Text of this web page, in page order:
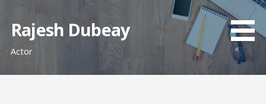
content
Rajesh Dubeay
Actor